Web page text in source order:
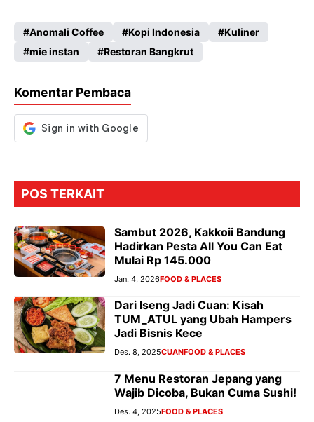
b
o
k
ts
A
p
gr
a
se
n
er
Anomali Coffee Kopi Indonesia
Kuliner
mie instan
Restoran Bangkrut
Komentar Pembaca
POS TERKAIT
Sambut 2026, Kakkoii Bandung
Hadirkan Pesta All You Can Eat
Mulai Rp 145.000
Jan. 4, 2026FOOD & PLACES
Dari Iseng Jadi Cuan: Kisah
TUM_ATUL yang Ubah Hampers
Jadi Bisnis Kece
Des. 8, 2025CUANFOOD & PLACES
7 Menu Restoran Jepang yang
Wajib Dicoba, Bukan Cuma Sushi!
Des. 4, 2025FOOD & PLACES